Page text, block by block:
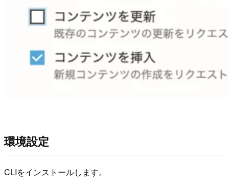
環境設定
CLIをインストールします。